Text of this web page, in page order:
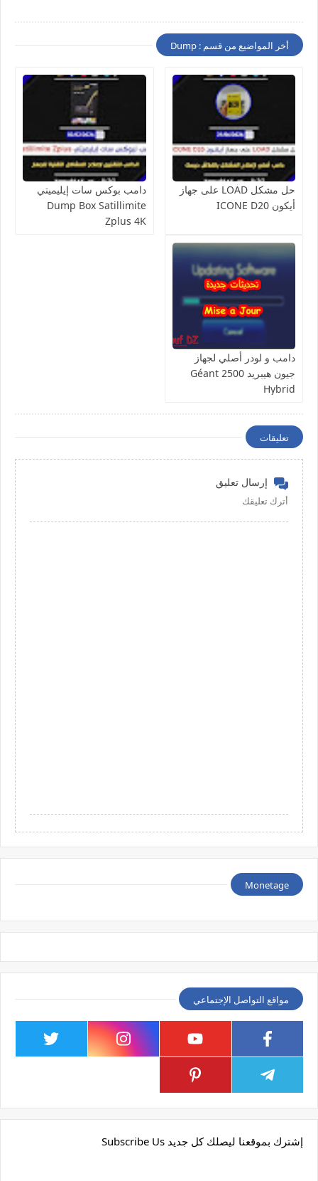
أخر المواضيع من قسم : Dump
حل مشكل LOAD على جهاز
أيكون ICONE D20
دامب بوكس سات إيليميتي
Dump Box Satillimite
Zplus 4K
دامب و لودر أصلي لجهاز
جيون هيبريد Géant 2500
Hybrid
تعليقات
إرسال تعليق
أترك تعليقك
Monetage
مواقع التواصل الإجتماعي
إشترك بموقعنا ليصلك كل جديد Subscribe Us